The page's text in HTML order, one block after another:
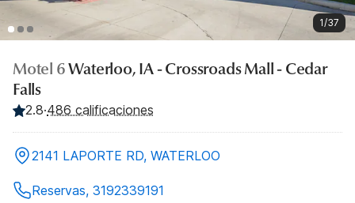
1/37
Motel 6Waterloo, IA - Crossroads Mall - Cedar
Falls
2.8·486 calificaciones
2141 LAPORTE RD, WATERLOO
Reservas, 3192339191